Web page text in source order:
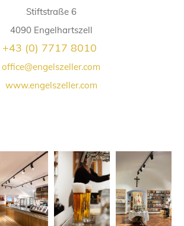
Stiftstraße 6
4090 Engelhartszell
+43 (0) 7717 8010
office@engelszeller.com
www.engelszeller.com